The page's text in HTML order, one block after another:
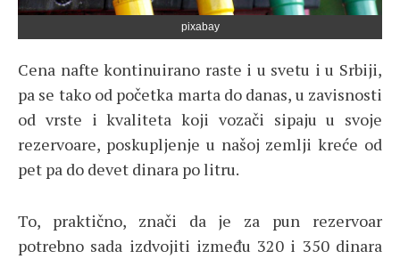
pixabay
Cena nafte kontinuirano raste i u svetu i u Srbiji,
pa se tako od početka marta do danas, u zavisnosti
od vrste i kvaliteta koji vozači sipaju u svoje
rezervoare, poskupljenje u našoj zemlji kreće od
pet pa do devet dinara po litru.
To, praktično, znači da je za pun rezervoar
potrebno sada izdvojiti između 320 i 350 dinara